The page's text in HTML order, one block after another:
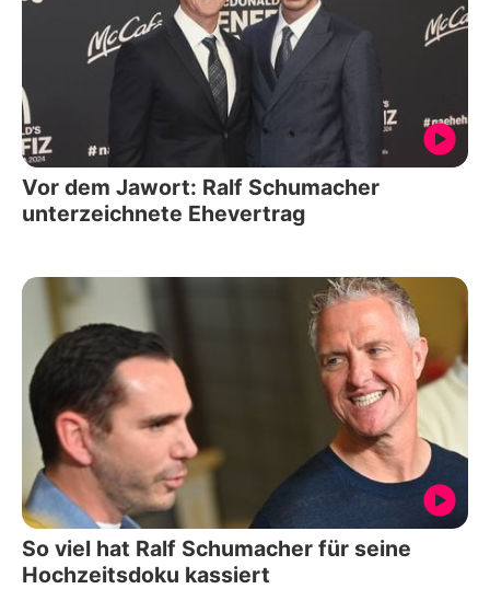
Vor dem Jawort: Ralf Schumacher
unterzeichnete Ehevertrag
So viel hat Ralf Schumacher für seine
Hochzeitsdoku kassiert